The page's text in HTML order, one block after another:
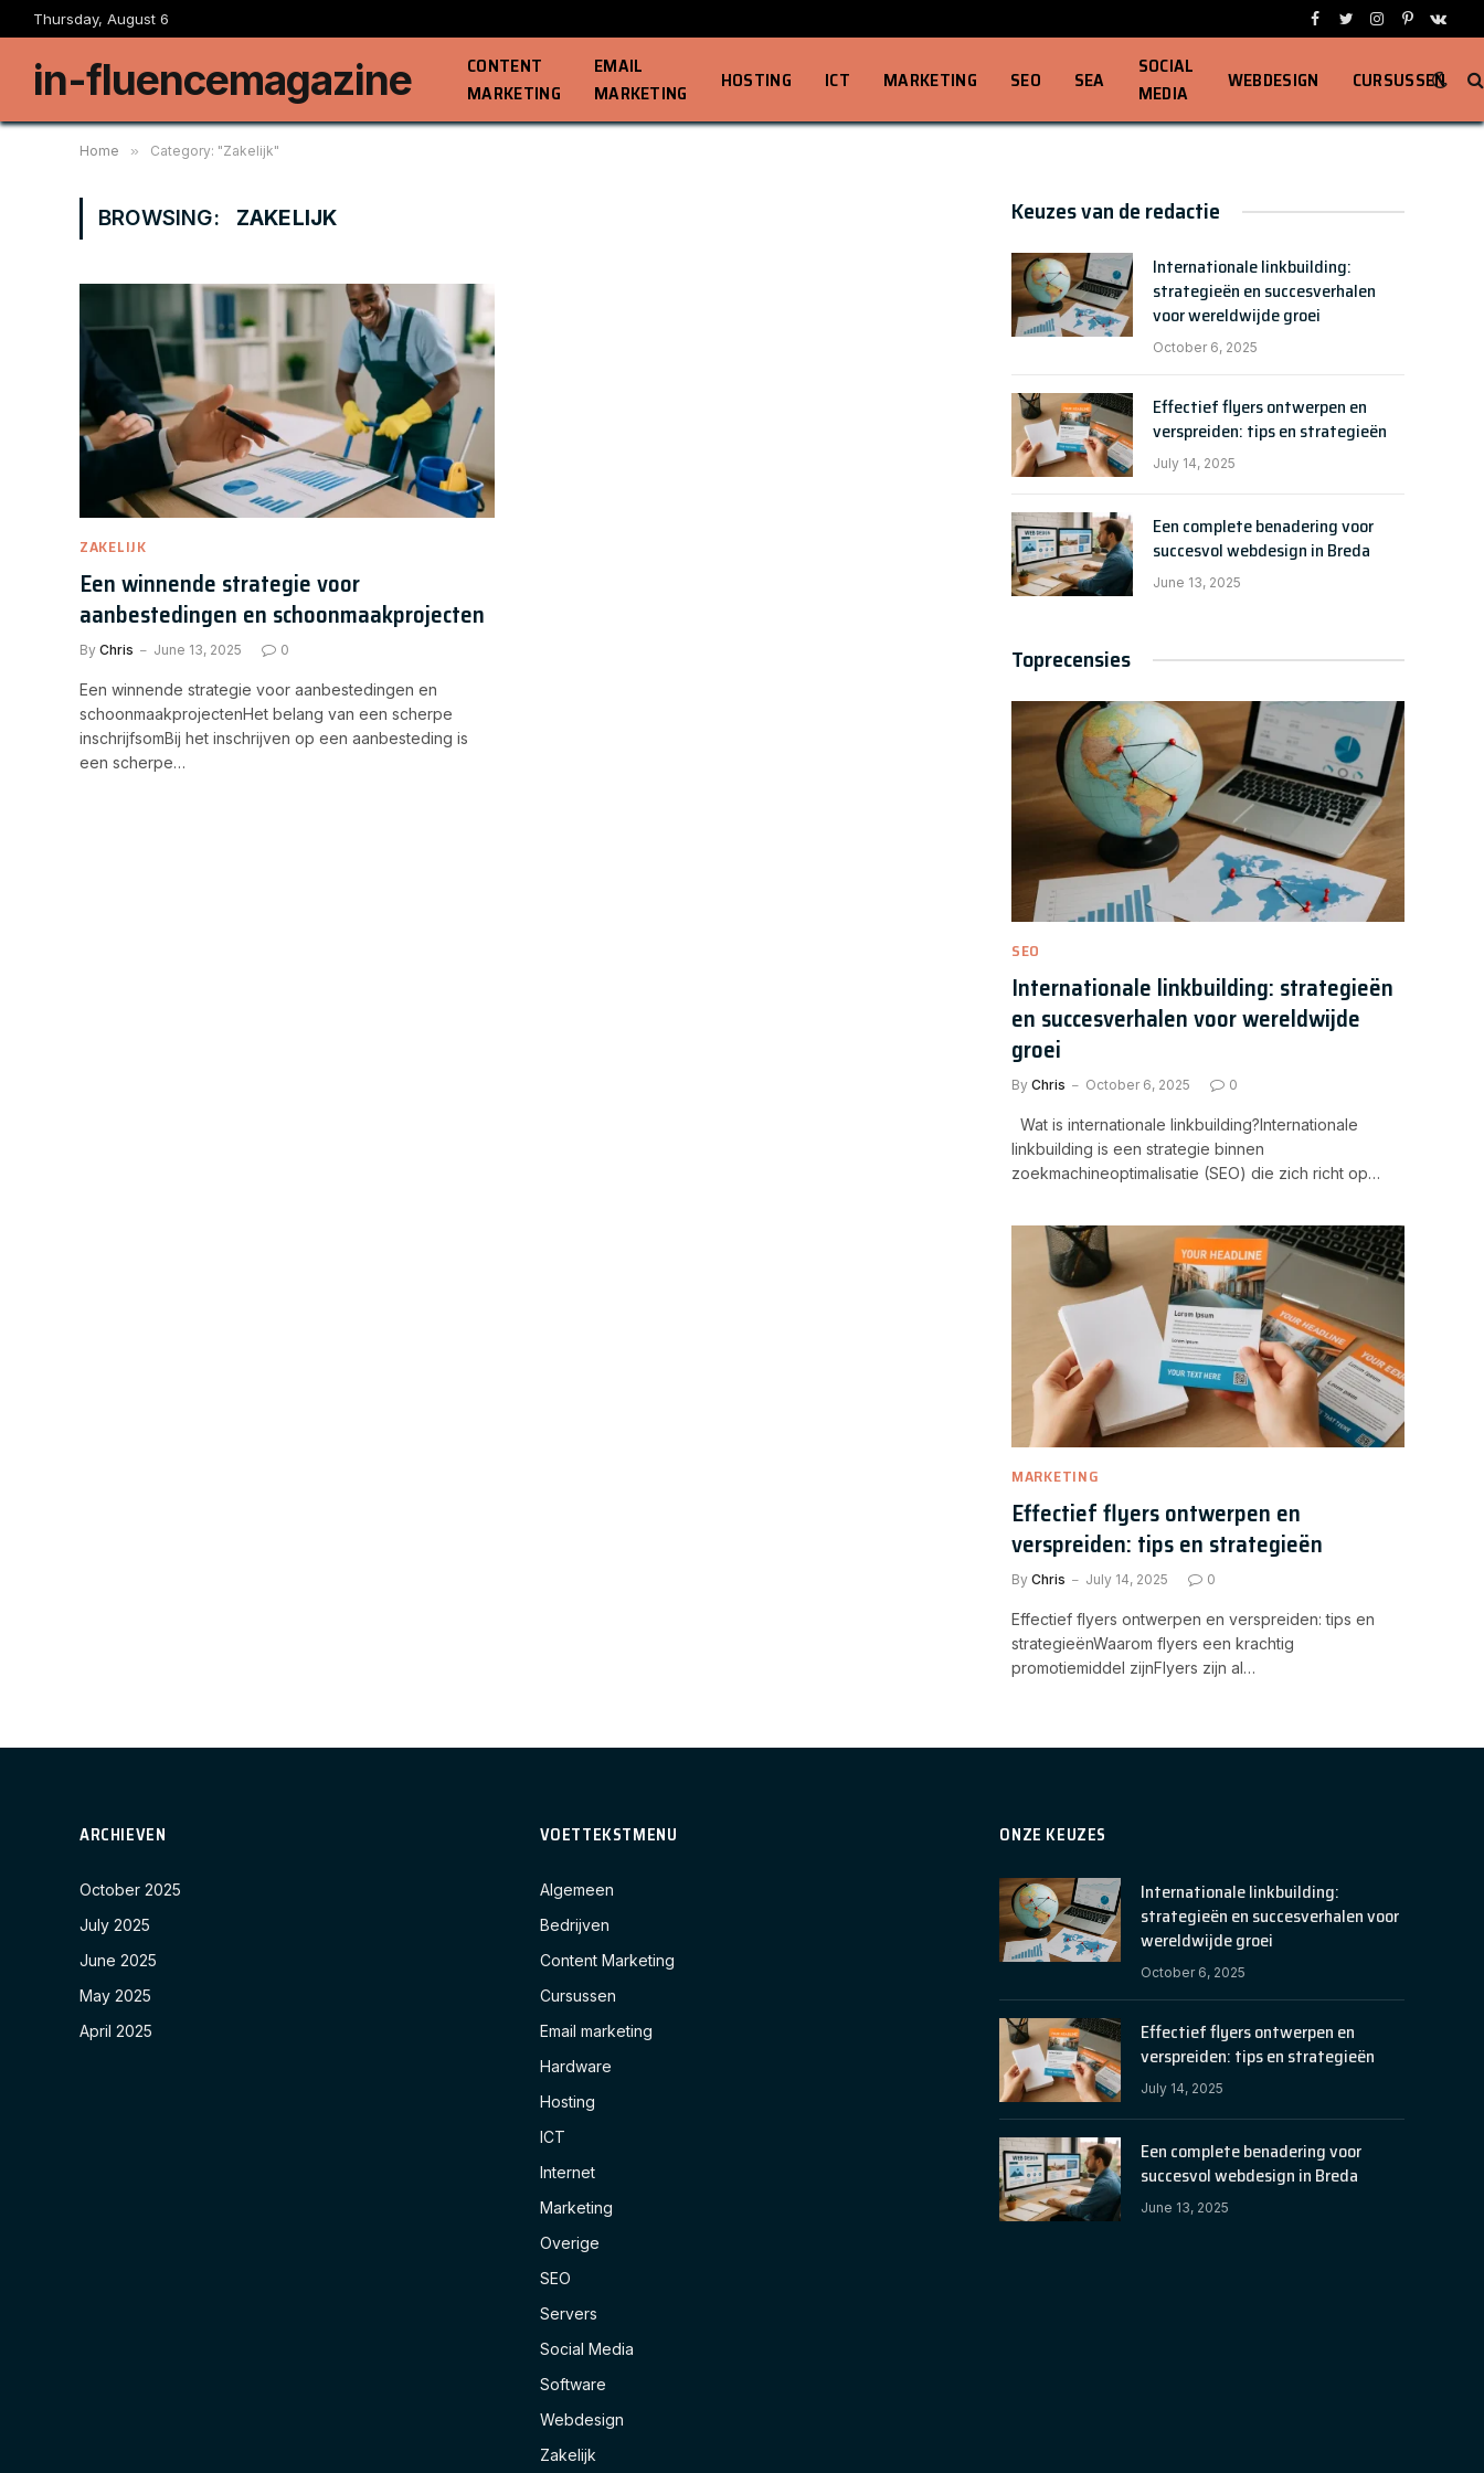
Thursday, August 6
Facebook
TwitterInstagram
Pinterest
in-fluencemagazine
CONTENT
MARKETING
EMAIL
MARKETING
HOSTING ICT MARKETING SEO SEA
SOCIAL
MEDIA
WEBDESIGN CURSUSSEN
Home » Category: "Zakelijk"
BROWSING: ZAKELIJK
ZAKELIJK
Een winnende strategie voor
aanbestedingen en schoonmaakprojecten
By Chris June 13, 2025 0
Een winnende strategie voor aanbestedingen en
schoonmaakprojectenHet belang van een scherpe
inschrijfsomBij het inschrijven op een aanbesteding is
een scherpe…
Keuzes van de redactie
Internationale linkbuilding:
strategieën en succesverhalen
voor wereldwijde groei
October 6, 2025
Effectief flyers ontwerpen en
verspreiden: tips en strategieën
July 14, 2025
Een complete benadering voor
succesvol webdesign in Breda
June 13, 2025
Toprecensies
SEO
Internationale linkbuilding: strategieën
en succesverhalen voor wereldwijde
groei
By Chris October 6, 2025 0
Wat is internationale linkbuilding?Internationale
linkbuilding is een strategie binnen
zoekmachineoptimalisatie (SEO) die zich richt op…
MARKETING
Effectief flyers ontwerpen en
verspreiden: tips en strategieën
By Chris July 14, 2025 0
Effectief flyers ontwerpen en verspreiden: tips en
strategieënWaarom flyers een krachtig
promotiemiddel zijnFlyers zijn al…
ARCHIEVEN
October 2025
July 2025
June 2025
May 2025
April 2025
VOETTEKSTMENU
Algemeen
Bedrijven
Content Marketing
Cursussen
Email marketing
Hardware
Hosting
ICT
Internet
Marketing
Overige
SEO
Servers
Social Media
Software
Webdesign
Zakelijk
ONZE KEUZES
Internationale linkbuilding:
strategieën en succesverhalen voor
wereldwijde groei
October 6, 2025
Effectief flyers ontwerpen en
verspreiden: tips en strategieën
July 14, 2025
Een complete benadering voor
succesvol webdesign in Breda
June 13, 2025